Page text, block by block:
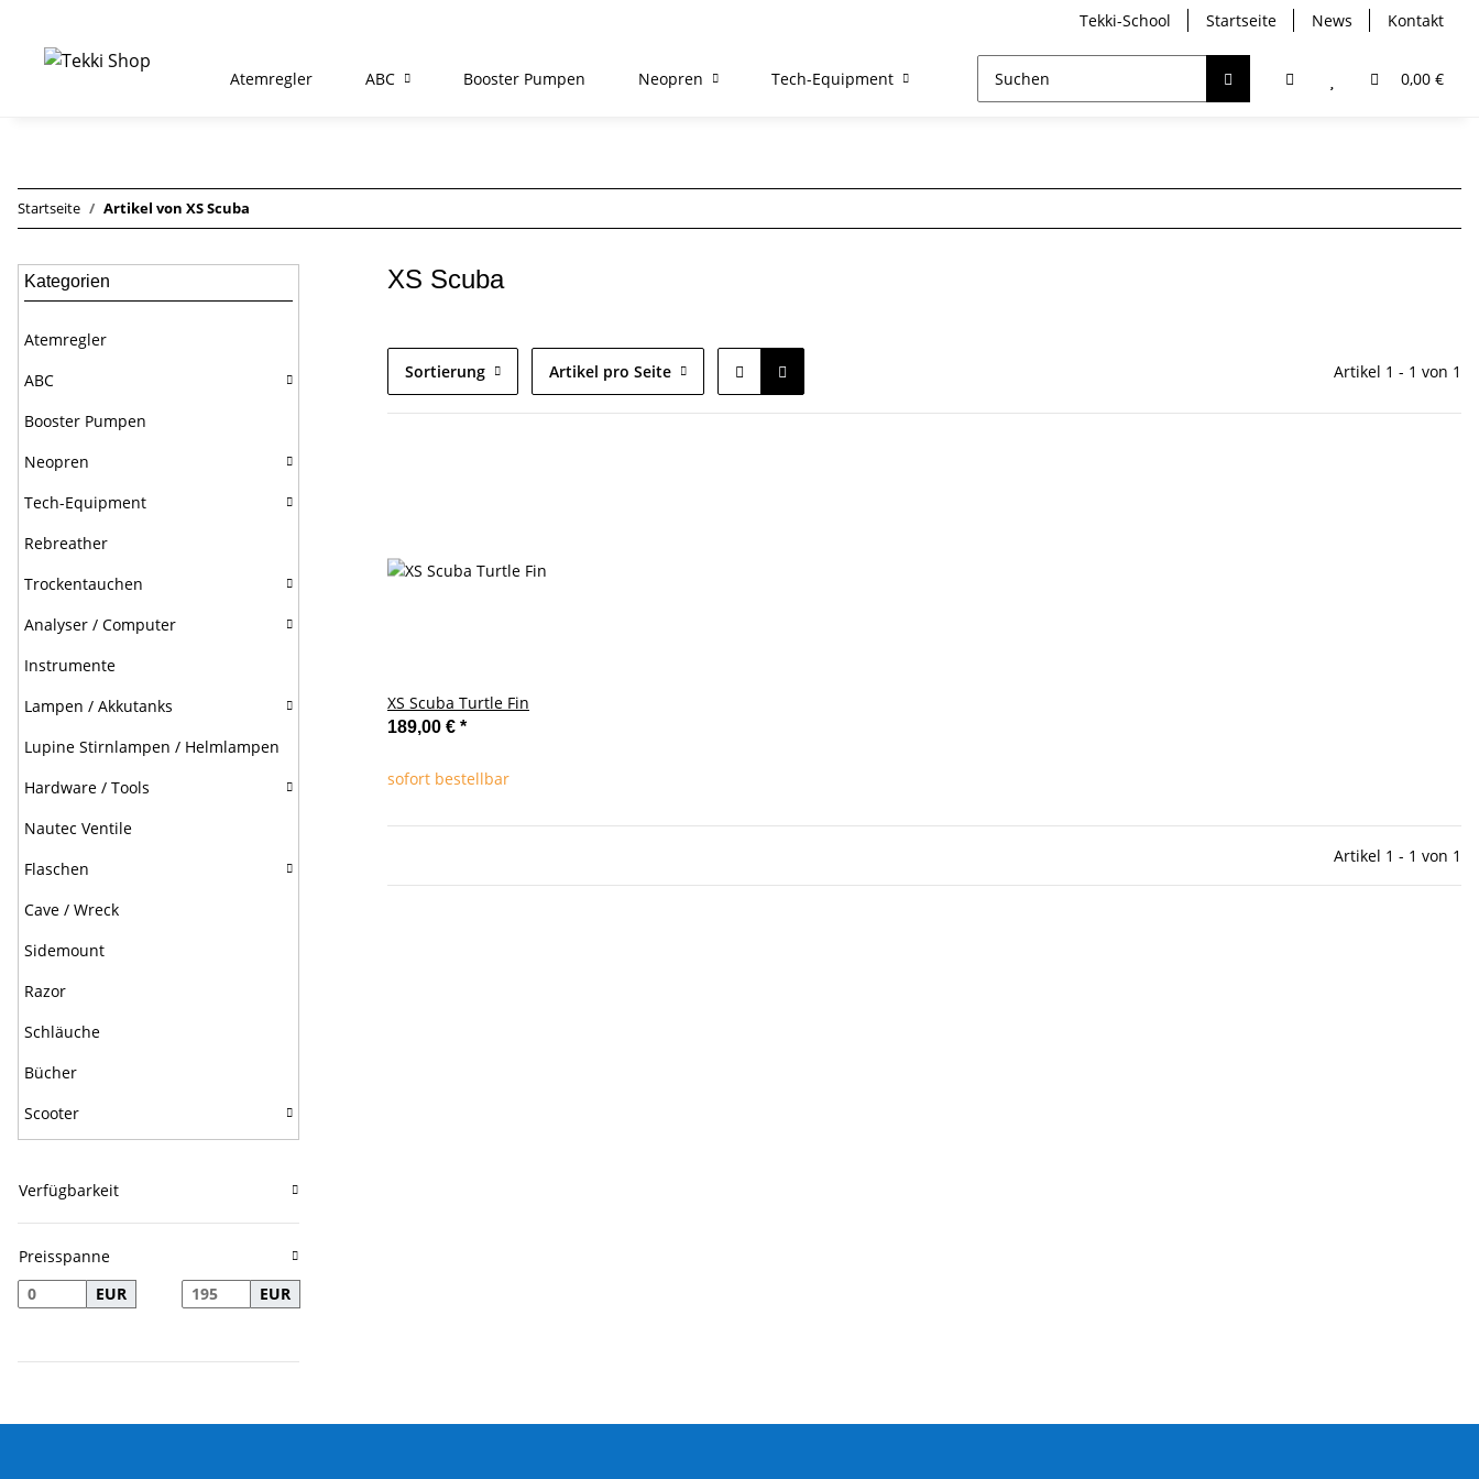
Tekki-School Startseite News Kontakt
0,00 €
Atemregler ABC Booster Pumpen Neopren Tech-Equipment Rebreather Analyser / Computer
Startseite Artikel von XS Scuba
XS Scuba
Sortierung Artikel pro Seite Artikel 1 - 1 von 1
XS Scuba Turtle Fin
189,00 € *
sofort bestellbar
Artikel 1 - 1 von 1
Kategorien
Atemregler
ABC
Booster Pumpen
Neopren
Tech-Equipment
Rebreather
Trockentauchen
Analyser / Computer
Instrumente
Lampen / Akkutanks
Lupine Stirnlampen / Helmlampen
Hardware / Tools
Nautec Ventile
Flaschen
Cave / Wreck
Sidemount
Razor
Schläuche
Bücher
Scooter
Verfügbarkeit
Preisspanne
EUR
EUR